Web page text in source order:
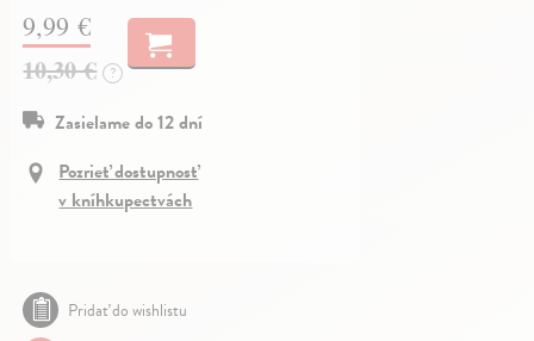
9,99 €
10,30 € ?
Zasielame do 12 dní
Pozrieť dostupnosť
v kníhkupectvách
Pridať do wishlistu